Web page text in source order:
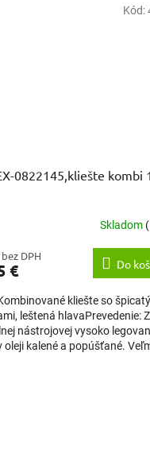
0822145,kliešte kombi
Skladom
DPH
€ Do
kliešte so
leštená hlavaPrevedenie:
nástrojovej vysoko
oleji kalené a popúšťané.
Kód: